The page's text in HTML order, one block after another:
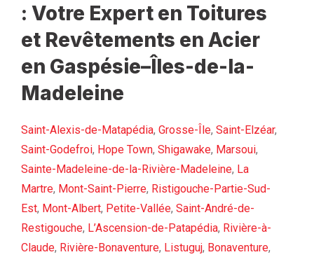
: Votre Expert en Toitures
et Revêtements en Acier
en Gaspésie–Îles-de-la-
Madeleine
Saint-Alexis-de-Matapédia, Grosse-Île, Saint-Elzéar,
Saint-Godefroi, Hope Town, Shigawake, Marsoui,
Sainte-Madeleine-de-la-Rivière-Madeleine, La
Martre, Mont-Saint-Pierre, Ristigouche-Partie-Sud-
Est, Mont-Albert, Petite-Vallée, Saint-André-de-
Restigouche, L’Ascension-de-Patapédia, Rivière-à-
Claude, Rivière-Bonaventure, Listuguj, Bonaventure,